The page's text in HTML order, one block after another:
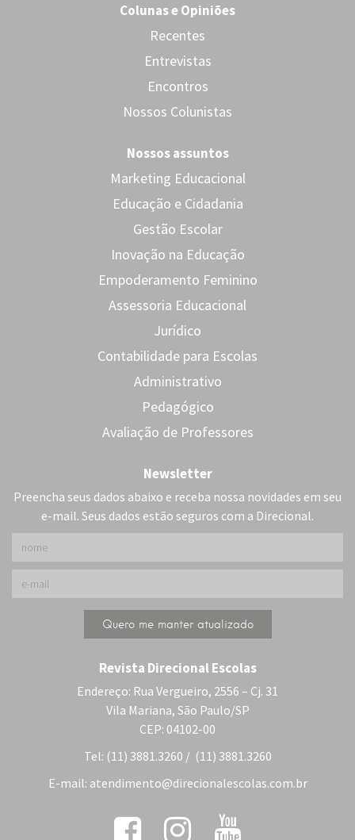
Colunas e Opiniões
Recentes
Entrevistas
Encontros
Nossos Colunistas
Nossos assuntos
Marketing Educacional
Educação e Cidadania
Gestão Escolar
Inovação na Educação
Empoderamento Feminino
Assessoria Educacional
Jurídico
Contabilidade para Escolas
Administrativo
Pedagógico
Avaliação de Professores
Newsletter
Preencha seus dados abaixo e receba nossa novidades em seu
e-mail. Seus dados estão seguros com a Direcional.
Revista Direcional Escolas
Endereço: Rua Vergueiro, 2556 – Cj. 31
Vila Mariana, São Paulo/SP
CEP: 04102-00
Tel: (11) 3881.3260 / (11) 3881.3260
E-mail: atendimento@direcionalescolas.com.br